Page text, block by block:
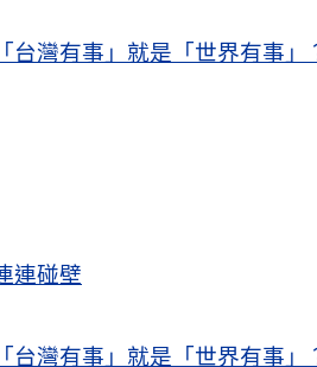
台灣有事」就是「世界有事
連碰壁
台灣有事」就是「世界有事